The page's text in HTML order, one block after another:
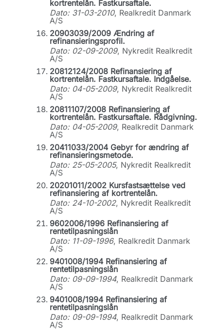
kortrentelån. Fastkursaftale.
Dato: 31-03-2010, Realkredit Danmark
A/S
20903039/2009 Ændring af
refinansieringsprofil.
Dato: 02-09-2009, Nykredit Realkredit
A/S
20812124/2008 Refinansiering af
kortrentelån. Fastkursaftale. Indgåelse.
Dato: 04-05-2009, Nykredit Realkredit
A/S
20811107/2008 Refinansiering af
kortrentelån. Fastkursaftale. Rådgivning.
Dato: 04-05-2009, Realkredit Danmark
A/S
20411033/2004 Gebyr for ændring af
refinansieringsmetode.
Dato: 25-05-2005, Nykredit Realkredit
A/S
20201011/2002 Kursfastsættelse ved
refinansiering af kortrentelån.
Dato: 24-10-2002, Nykredit Realkredit
A/S
9602006/1996 Refinansiering af
rentetilpasningslån
Dato: 11-09-1996, Realkredit Danmark
A/S
9401008/1994 Refinansiering af
rentetilpasningslån
Dato: 09-09-1994, Realkredit Danmark
A/S
9401008/1994 Refinansiering af
rentetilpasningslån
Dato: 09-09-1994, Realkredit Danmark
A/S